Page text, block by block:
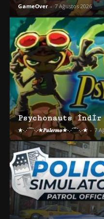
GameOver - 7 Ağustos 2026
Psychonauts
★·.·´¯`·.·★𝑷𝒂𝒍𝒆𝒓𝒎𝒐★·.·´¯`·.·★ - 7